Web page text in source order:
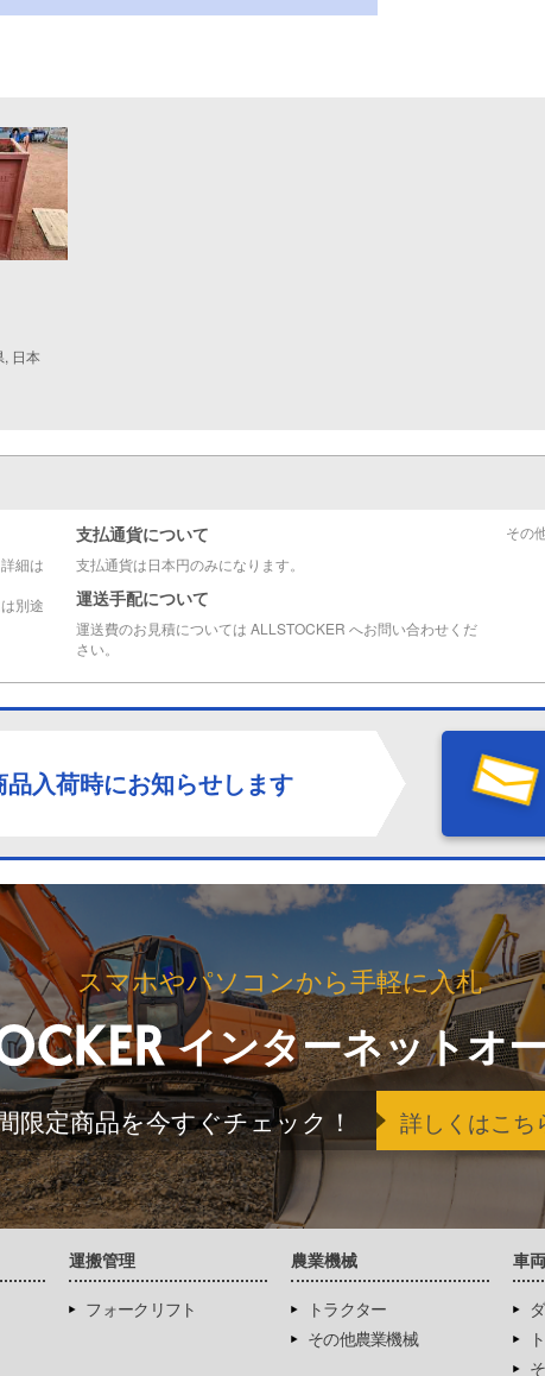
, 日本
細は
別途
支払通貨について
支払通貨は日本円のみになります。
運送手配について
運送費のお見積については ALLSTOCKER へお問い合わせくだ
さい。
その
品入荷時にお知らせします
スマホやパソコンから手軽に入札
インターネットオ
限定商品を今すぐチェック！ 詳しくはこち
運搬管理
フォークリフト
農業機械
トラクター
その他農業機械
車両